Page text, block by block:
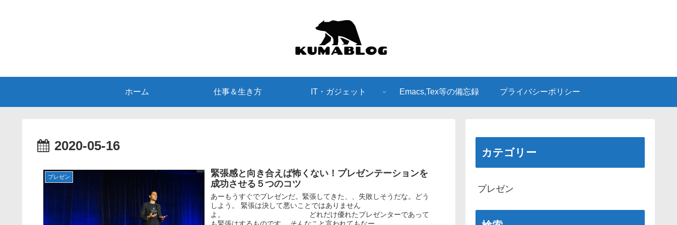
ホーム 仕事＆生き方 IT・ガジェット Emacs,Tex等の備忘録 プライバシーポリシー
2020-05-16
プレゼン
緊張感と向き合えば怖くない！プレゼンテーションを
成功させる５つのコツ
あーもうすぐでプレゼンだ。緊張してきた、、失敗しそうだな。どう
しよう。 緊張は決して悪いことではありません
よ。 どれだけ優れたプレゼンターであって
も緊張はするものです。 そんなこと言われてもなー...
カテゴリー
プレゼン